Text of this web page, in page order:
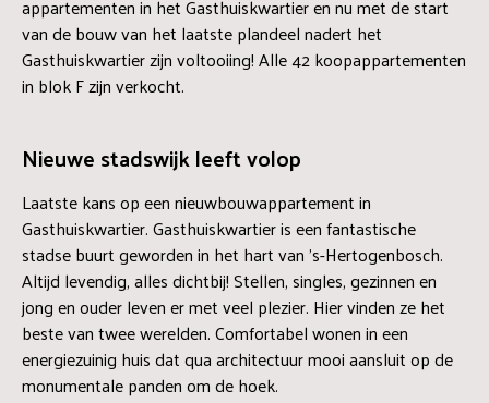
appartementen in het Gasthuiskwartier en nu met de start
van de bouw van het laatste plandeel nadert het
Gasthuiskwartier zijn voltooiing! Alle 42 koopappartementen
in blok F zijn verkocht.
Nieuwe stadswijk leeft volop
Laatste kans op een nieuwbouwappartement in
Gasthuiskwartier. Gasthuiskwartier is een fantastische
stadse buurt geworden in het hart van ’s-Hertogenbosch.
Altijd levendig, alles dichtbij! Stellen, singles, gezinnen en
jong en ouder leven er met veel plezier. Hier vinden ze het
beste van twee werelden. Comfortabel wonen in een
energiezuinig huis dat qua architectuur mooi aansluit op de
monumentale panden om de hoek.